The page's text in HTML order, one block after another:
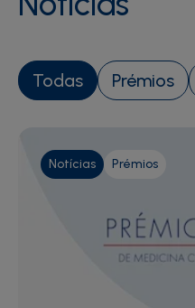
Todas Prémios
Notícias Prémios